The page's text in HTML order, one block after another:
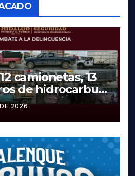
camionetas, 13
de hidrocarburo
robados en
2026